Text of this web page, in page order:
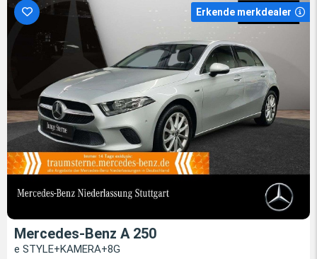
Erkende merkdealer
Mercedes-Benz A 250
e STYLE+KAMERA+8G